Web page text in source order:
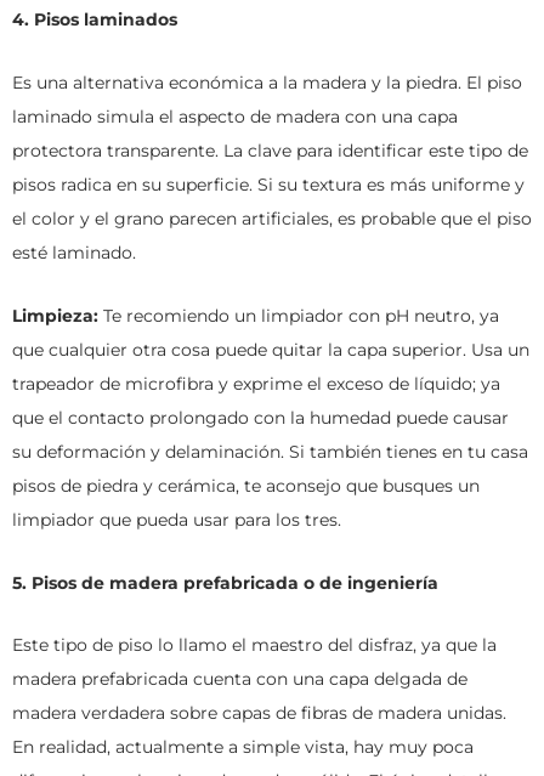
4. Pisos laminados
Es una alternativa económica a la madera y la piedra. El piso
laminado simula el aspecto de madera con una capa
protectora transparente. La clave para identificar este tipo de
pisos radica en su superficie. Si su textura es más uniforme y
el color y el grano parecen artificiales, es probable que el piso
esté laminado.
Limpieza: Te recomiendo un limpiador con pH neutro, ya
que cualquier otra cosa puede quitar la capa superior. Usa un
trapeador de microfibra y exprime el exceso de líquido; ya
que el contacto prolongado con la humedad puede causar
su deformación y delaminación. Si también tienes en tu casa
pisos de piedra y cerámica, te aconsejo que busques un
limpiador que pueda usar para los tres.
5. Pisos de madera prefabricada o de ingeniería
Este tipo de piso lo llamo el maestro del disfraz, ya que la
madera prefabricada cuenta con una capa delgada de
madera verdadera sobre capas de fibras de madera unidas.
En realidad, actualmente a simple vista, hay muy poca